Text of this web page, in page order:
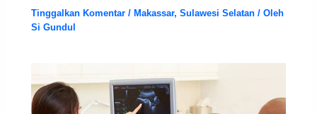
Tinggalkan Komentar / Makassar,Sulawesi Selatan / Oleh
Si Gundul